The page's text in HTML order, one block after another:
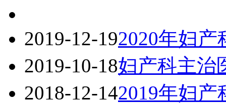
2019-12-192020年妇
2019-10-18妇产科主治
2018-12-142019年妇